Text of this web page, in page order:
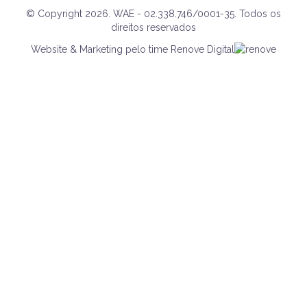
© Copyright 2026 . WAE - 02.338.746/0001-35. Todos os
direitos reservados
Website & Marketing pelo time Renove Digital